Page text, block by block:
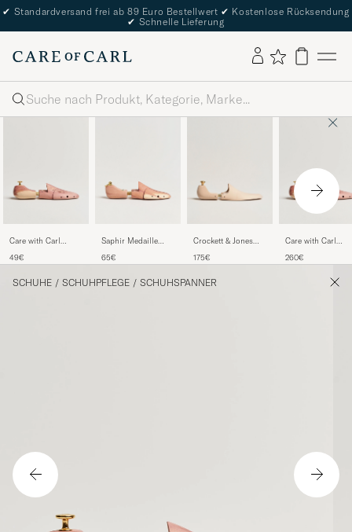
✔ Standardversand frei ab 89 Euro Bestellwert ✔ Kostenlose Rücksendung
✔ Schnelle Lieferung
Suche
Care with Carl
49€
Saphir Medaille
Cedar
65€
Crockett & Jones
175€
Care with Carl
Pack
260€
SCHUHE / SCHUHPFLEGE / SCHUHSPANNER